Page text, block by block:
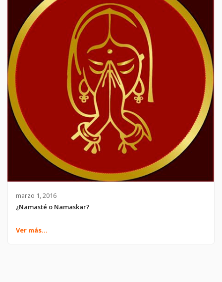
marzo 1, 2016
¿Namasté o Namaskar?
Ver más...